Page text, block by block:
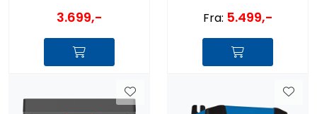
3.699,- Fra: 5.499,-